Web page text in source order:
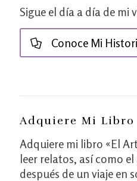
Sigue el día a día de mi
Conoce Mi
Adquiere Mi Libro
Adquiere mi libro «El
leer relatos, así como
después de un viaje en